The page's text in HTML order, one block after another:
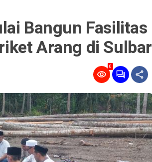
Bangun Fasilitas
Arang di Sulbar
0